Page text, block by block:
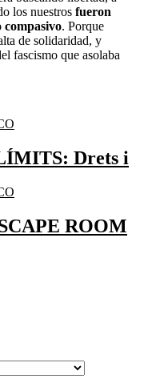
los nuestros fueron
compasivo. Porque
de solidaridad, y
fascismo que asolaba
Drets i
ROOM